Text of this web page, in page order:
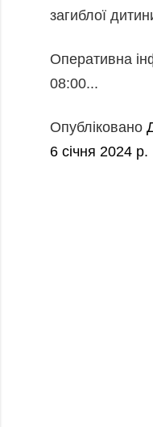
загиблої
Оперативна
08:00...
Опубліковано
6 січня 2024 р.